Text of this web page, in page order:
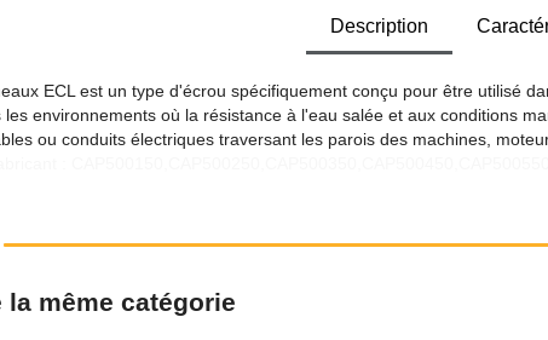
Description
ECL est un type d'écrou spécifiquement conçu pour être utilisé
les environnements où la résistance à l'eau salée et aux conditions
ou conduits électriques traversant les parois des machines,
la même catégorie